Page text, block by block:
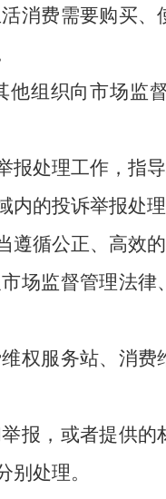
消费需要购买
组织向市场监
处理工作，指
的投诉举报处理
循公正、高效
场监督管理法
服务站、消费
报，或者提供
处理。